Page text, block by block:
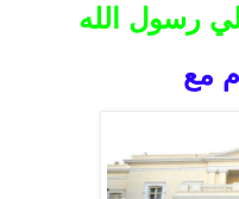
رسول الله
مع